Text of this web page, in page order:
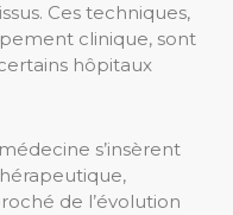
Ces techniques,
clinique, sont
hôpitaux
s’insèrent
de l’évolution